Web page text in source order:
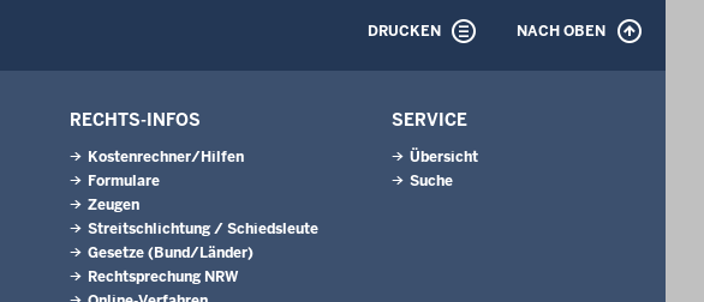
DRUCKEN NACH OBEN
RECHTS-INFOS
Kostenrechner/Hilfen
Formulare
Zeugen
Streitschlichtung / Schiedsleute
Gesetze (Bund/Länder)
Rechtsprechung NRW
SERVICE
Übersicht
Suche